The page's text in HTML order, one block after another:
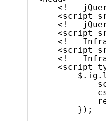
<!--
<script
<!--
<script
<!--
<script
<!--
<script
});